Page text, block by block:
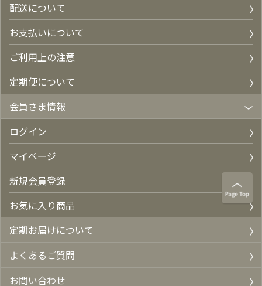
配送について
お支払いについて
ご利用上の注意
定期便について
会員さま情報
ログイン
マイページ
新規会員登録
お気に入り商品
定期お届けについて
よくあるご質問
お問い合わせ